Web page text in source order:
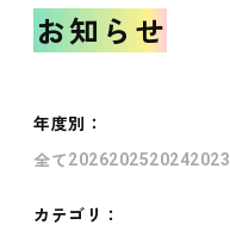
お知らせ
年度別 ：
全て2026202520242023
カテゴリ：